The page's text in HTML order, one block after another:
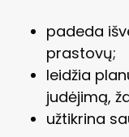
padeda
prastovų;
leidžia
judėjimą,
užtikrina